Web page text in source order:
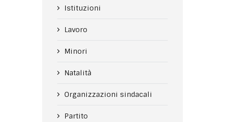
Istituzioni
Lavoro
Minori
Natalità
Organizzazioni sindacali
Partito